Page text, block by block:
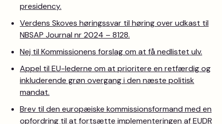
presidency.
Verdens Skoves høringssvar til høring over udkast til
NBSAP Journal nr 2024 – 8128.
Nej til Kommissionens forslag om at få nedlistet ulv.
Appel til EU-lederne om at prioritere en retfærdig og
inkluderende grøn overgang i den næste politisk
mandat.
Brev til den europæiske kommissionsformand med en
opfordring til at fortsætte implementeringen af EUDR